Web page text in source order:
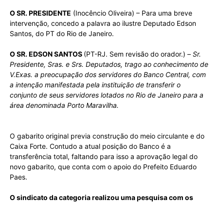
O SR. PRESIDENTE (Inocêncio Oliveira) – Para uma breve
intervenção, concedo a palavra ao ilustre Deputado Edson
Santos, do PT do Rio de Janeiro.
O SR. EDSON SANTOS (PT-RJ. Sem revisão do orador.) – Sr.
Presidente, Sras. e Srs. Deputados, trago ao conhecimento de
V.Exas. a preocupação dos servidores do Banco Central, com
a intenção manifestada pela instituição de transferir o
conjunto de seus servidores lotados no Rio de Janeiro para a
área denominada Porto Maravilha.
O gabarito original previa construção do meio circulante e do
Caixa Forte. Contudo a atual posição do Banco é a
transferência total, faltando para isso a aprovação legal do
novo gabarito, que conta com o apoio do Prefeito Eduardo
Paes.
O sindicato da categoria realizou uma pesquisa com os